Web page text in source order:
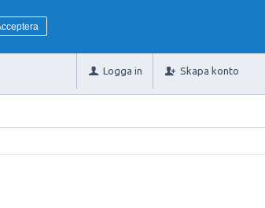
Logga in Skapa konto